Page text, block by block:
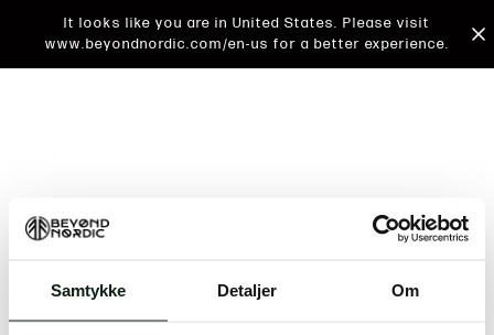
Samtykke Detaljer Om
It looks like you are in United States. Please visit
www.beyondnordic.com/en-us for a better experience.
An unknown error has occurred. An error report has